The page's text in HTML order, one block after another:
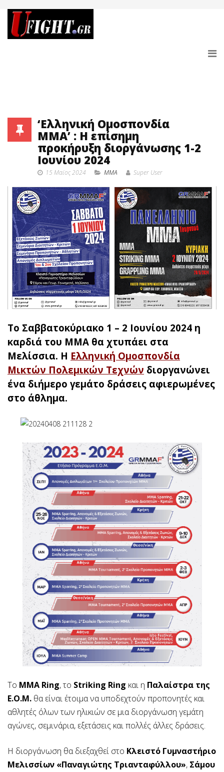
‘Ελληνική Ομοσπονδία
ΜΜΑ’ : Η επίσημη
προκήρυξη διοργάνωσης 1-2
Ιουνίου 2024
15 Μαϊος 2024 MMA Super User
Το Σαββατοκύριακο 1 – 2 Ιουνίου 2024 η
καρδιά του ΜΜΑ θα χτυπάει στα
Μελίσσια. Η Ελληνική Ομοσπονδία
Μικτών Πολεμικών Τεχνών διοργανώνει
ένα διήμερο γεμάτο δράσεις αφιερωμένες
στο άθλημα.
Το ΜΜΑ Ring, το Striking Ring και η Παλαίστρα της
Ε.Ο.Μ. θα είναι έτοιμα να υποδεχτούν προπονητές και
αθλητές όλων των ηλικιών σε μια διοργάνωση γεμάτη
αγώνες, σεμινάρια, εξετάσεις και πολλές άλλες δράσεις.
Η διοργάνωση θα διεξαχθεί στο Κλειστό Γυμναστήριο
Μελισσίων «Παναγιώτης Τριανταφύλλου», Σάμου